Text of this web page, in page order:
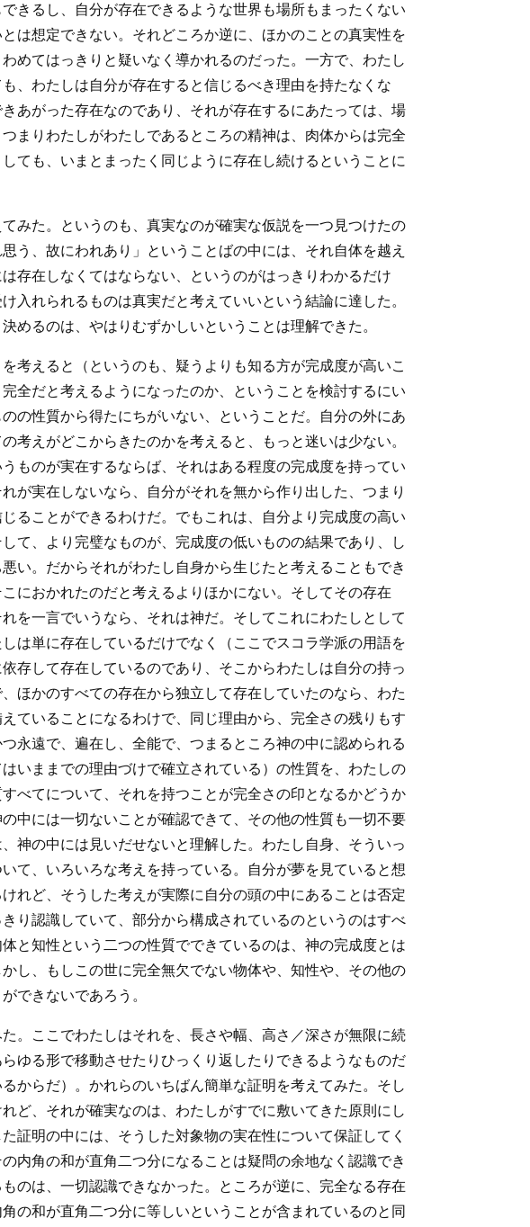
きるし、自分が存在できるような世界も場所もまったくない
は想定できない。それどころか逆に、ほかのことの真実性を
めてはっきりと疑いなく導かれるのだった。一方で、わたし
、わたしは自分が存在すると信じるべき理由を持たなくな
あがった存在なのであり、それが存在するにあたっては、場
まりわたしがわたしであるところの精神は、肉体からは完全
ても、いまとまったく同じように存在し続けるということに
みた。というのも、真実なのが確実な仮説を一つ見つけたの
う、故にわれあり」ということばの中には、それ自体を越え
存在しなくてはならない、というのがはっきりわかるだけ
入れられるものは真実だと考えていいという結論に達した。
めるのは、やはりむずかしいということは理解できた。
考えると（というのも、疑うよりも知る方が完成度が高いこ
全だと考えるようになったのか、ということを検討するにい
の性質から得たにちがいない、ということだ。自分の外にあ
考えがどこからきたのかを考えると、もっと迷いは少ない。
ものが実在するならば、それはある程度の完成度を持ってい
が実在しないなら、自分がそれを無から作り出した、つまり
ることができるわけだ。でもこれは、自分より完成度の高い
て、より完璧なものが、完成度の低いものの結果であり、し
い。だからそれがわたし自身から生じたと考えることもでき
におかれたのだと考えるよりほかにない。そしてその存在
を一言でいうなら、それは神だ。そしてこれにわたしとして
は単に存在しているだけでなく（ここでスコラ学派の用語を
存して存在しているのであり、そこからわたしは自分の持っ
ほかのすべての存在から独立して存在していたのなら、わた
ていることになるわけで、同じ理由から、完全さの残りもす
永遠で、遍在し、全能で、つまるところ神の中に認められる
いままでの理由づけで確立されている）の性質を、わたしの
べてについて、それを持つことが完全さの印となるかどうか
中には一切ないことが確認できて、その他の性質も一切不要
神の中には見いだせないと理解した。わたし自身、そういっ
て、いろいろな考えを持っている。自分が夢を見ていると想
れど、そうした考えが実際に自分の頭の中にあることは否定
り認識していて、部分から構成されているのというのはすべ
と知性という二つの性質でできているのは、神の完成度とは
し、もしこの世に完全無欠でない物体や、知性や、その他の
できないであろう。
。ここでわたしはそれを、長さや幅、高さ／深さが無限に続
ゆる形で移動させたりひっくり返したりできるようなものだ
からだ）。かれらのいちばん簡単な証明を考えてみた。そし
ど、それが確実なのは、わたしがすでに敷いてきた原則にし
証明の中には、そうした対象物の実在性について保証してく
内角の和が直角二つ分になることは疑問の余地なく認識でき
のは、一切認識できなかった。ところが逆に、完全なる存在
の和が直角二つ分に等しいということが含まれているのと同